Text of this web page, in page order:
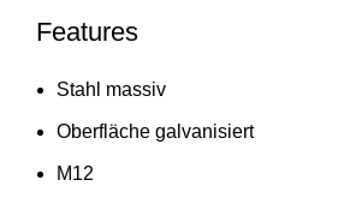
Features
Stahl massiv
Oberfläche galvanisiert
M12